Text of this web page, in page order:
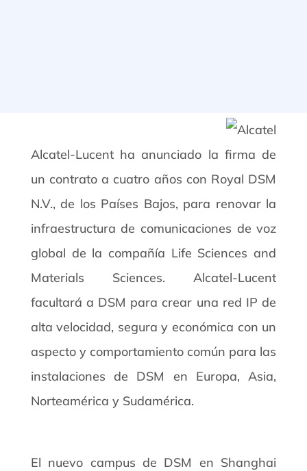
Alcatel-Lucent ha anunciado la firma de
un contrato a cuatro años con Royal DSM
N.V., de los Países Bajos, para renovar la
infraestructura de comunicaciones de voz
global de la compañía Life Sciences and
Materials Sciences. Alcatel-Lucent
facultará a DSM para crear una red IP de
alta velocidad, segura y económica con un
aspecto y comportamiento común para las
instalaciones de DSM en Europa, Asia,
Norteamérica y Sudamérica.
El nuevo campus de DSM en Shanghai